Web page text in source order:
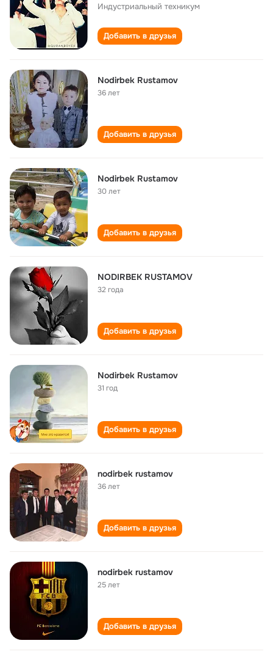
Индустриальный техникум
Добавить в друзья
Nodirbek Rustamov
36 лет
Добавить в друзья
Nodirbek Rustamov
30 лет
Добавить в друзья
NODIRBEK RUSTAMOV
32 года
Добавить в друзья
Nodirbek Rustamov
31 год
Добавить в друзья
nodirbek rustamov
36 лет
Добавить в друзья
nodirbek rustamov
25 лет
Добавить в друзья